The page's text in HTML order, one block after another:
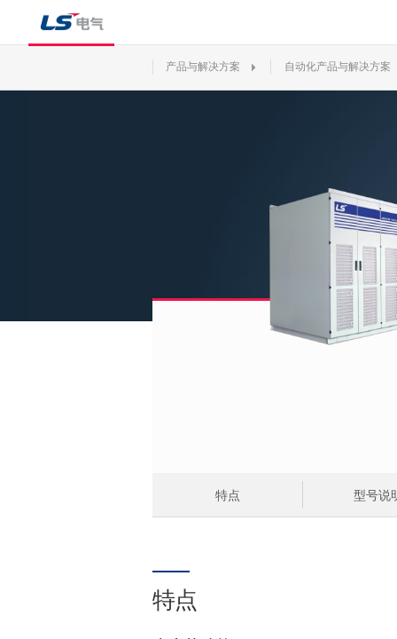
产品与解决方案 自动化产品与解决方案
特点 型号说
特点